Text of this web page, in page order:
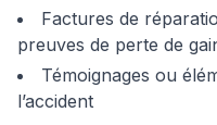
Factures de
preuves de perte de
Témoignages ou
l’accident